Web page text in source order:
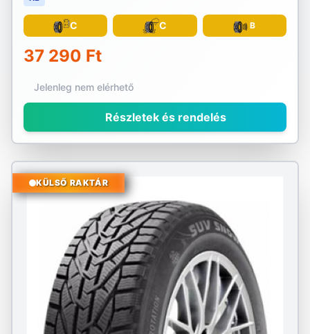
C C B
37 290 Ft
Jelenleg nem elérhető
Részletek és rendelés
KÜLSŐ RAKTÁR